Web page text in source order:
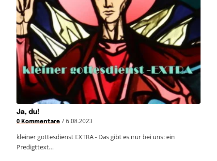
Ja, du!
0 Kommentare / 6.08.2023
kleiner gottesdienst EXTRA - Das gibt es nur bei uns: ein
Predigttext…